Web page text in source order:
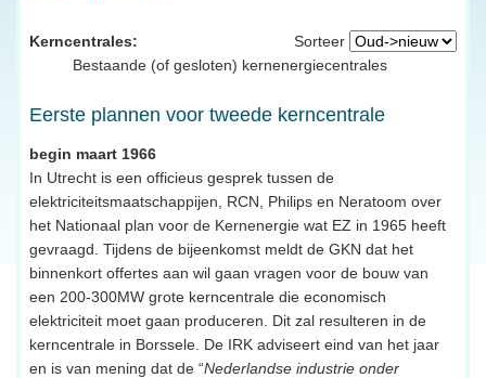
Sorteer
Kerncentrales:
Bestaande (of gesloten) kernenergiecentrales
Eerste plannen voor tweede kerncentrale
begin maart 1966
In Utrecht is een officieus gesprek tussen de
elektriciteitsmaatschappijen, RCN, Philips en Neratoom over
het Nationaal plan voor de Kernenergie wat EZ in 1965 heeft
gevraagd. Tijdens de bijeenkomst meldt de GKN dat het
binnenkort offertes aan wil gaan vragen voor de bouw van
een 200-300MW grote kerncentrale die economisch
elektriciteit moet gaan produceren. Dit zal resulteren in de
kerncentrale in Borssele. De IRK adviseert eind van het jaar
en is van mening dat de “Nederlandse industrie onder